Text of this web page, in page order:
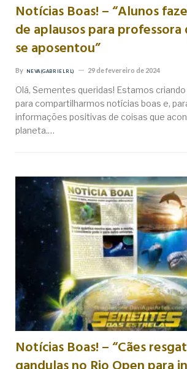
Notícias Boas! – “Alunos
de aplausos para
se aposentou”
By NEVA (GABRIEL RL) 29 de fevereiro de 2024
Olá, Sementes queridas! Estamos
para compartilharmos notícias boas e,
informações positivas de coisas que
planeta.…
Notícias Boas! – “Cães